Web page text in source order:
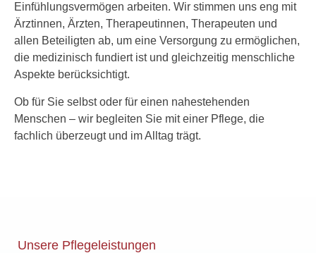
Einfühlungsvermögen arbeiten. Wir stimmen uns eng mit
Ärztinnen, Ärzten, Therapeutinnen, Therapeuten und
allen Beteiligten ab, um eine Versorgung zu ermöglichen,
die medizinisch fundiert ist und gleichzeitig menschliche
Aspekte berücksichtigt.
Ob für Sie selbst oder für einen nahestehenden
Menschen – wir begleiten Sie mit einer Pflege, die
fachlich überzeugt und im Alltag trägt.
Unsere Pflegeleistungen